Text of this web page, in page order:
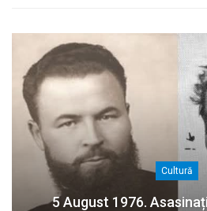
Cultură
5 August 1976.